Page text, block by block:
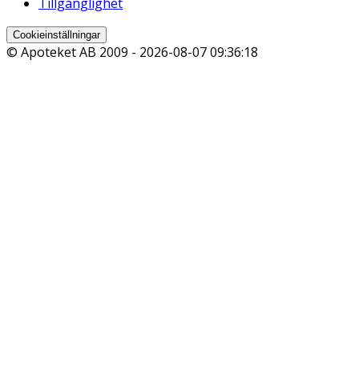
Cookieinställningar
© Apoteket AB 2009 - 2026-08-07 09:36:18